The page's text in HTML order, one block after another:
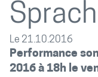
Le 21.10.2016
Performance
2016 à 18h le